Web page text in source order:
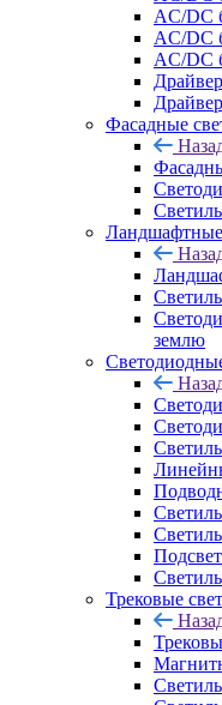
AC/DC
AC/DC
AC/DC
Фасадные
Ландшафтные
землю
Трековые